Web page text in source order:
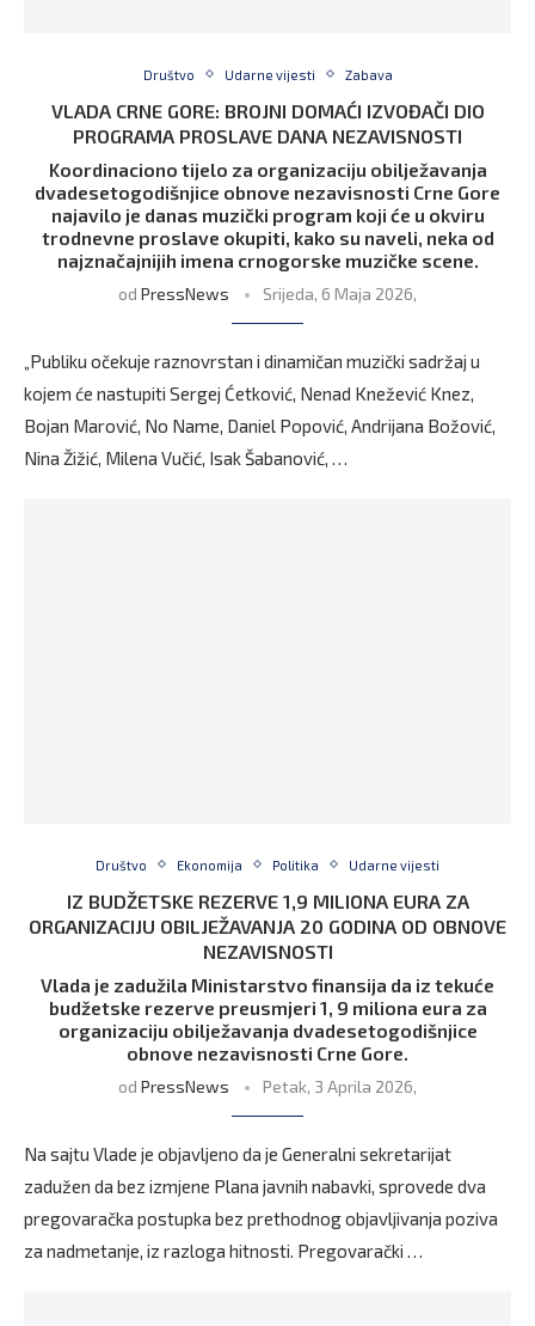
Društvo Udarne vijesti Zabava
VLADA CRNE GORE: BROJNI DOMAĆI IZVOĐAČI DIO
PROGRAMA PROSLAVE DANA NEZAVISNOSTI
Koordinaciono tijelo za organizaciju obilježavanja
dvadesetogodišnjice obnove nezavisnosti Crne Gore
najavilo je danas muzički program koji će u okviru
trodnevne proslave okupiti, kako su naveli, neka od
najznačajnijih imena crnogorske muzičke scene.
od PressNews Srijeda, 6 Maja 2026,
„Publiku očekuje raznovrstan i dinamičan muzički sadržaj u
kojem će nastupiti Sergej Ćetković, Nenad Knežević Knez,
Bojan Marović, No Name, Daniel Popović, Andrijana Božović,
Nina Žižić, Milena Vučić, Isak Šabanović, …
Društvo Ekonomija Politika Udarne vijesti
IZ BUDŽETSKE REZERVE 1,9 MILIONA EURA ZA
ORGANIZACIJU OBILJEŽAVANJA 20 GODINA OD OBNOVE
NEZAVISNOSTI
Vlada je zadužila Ministarstvo finansija da iz tekuće
budžetske rezerve preusmjeri 1, 9 miliona eura za
organizaciju obilježavanja dvadesetogodišnjice
obnove nezavisnosti Crne Gore.
od PressNews Petak, 3 Aprila 2026,
Na sajtu Vlade je objavljeno da je Generalni sekretarijat
zadužen da bez izmjene Plana javnih nabavki, sprovede dva
pregovaračka postupka bez prethodnog objavljivanja poziva
za nadmetanje, iz razloga hitnosti. Pregovarački …